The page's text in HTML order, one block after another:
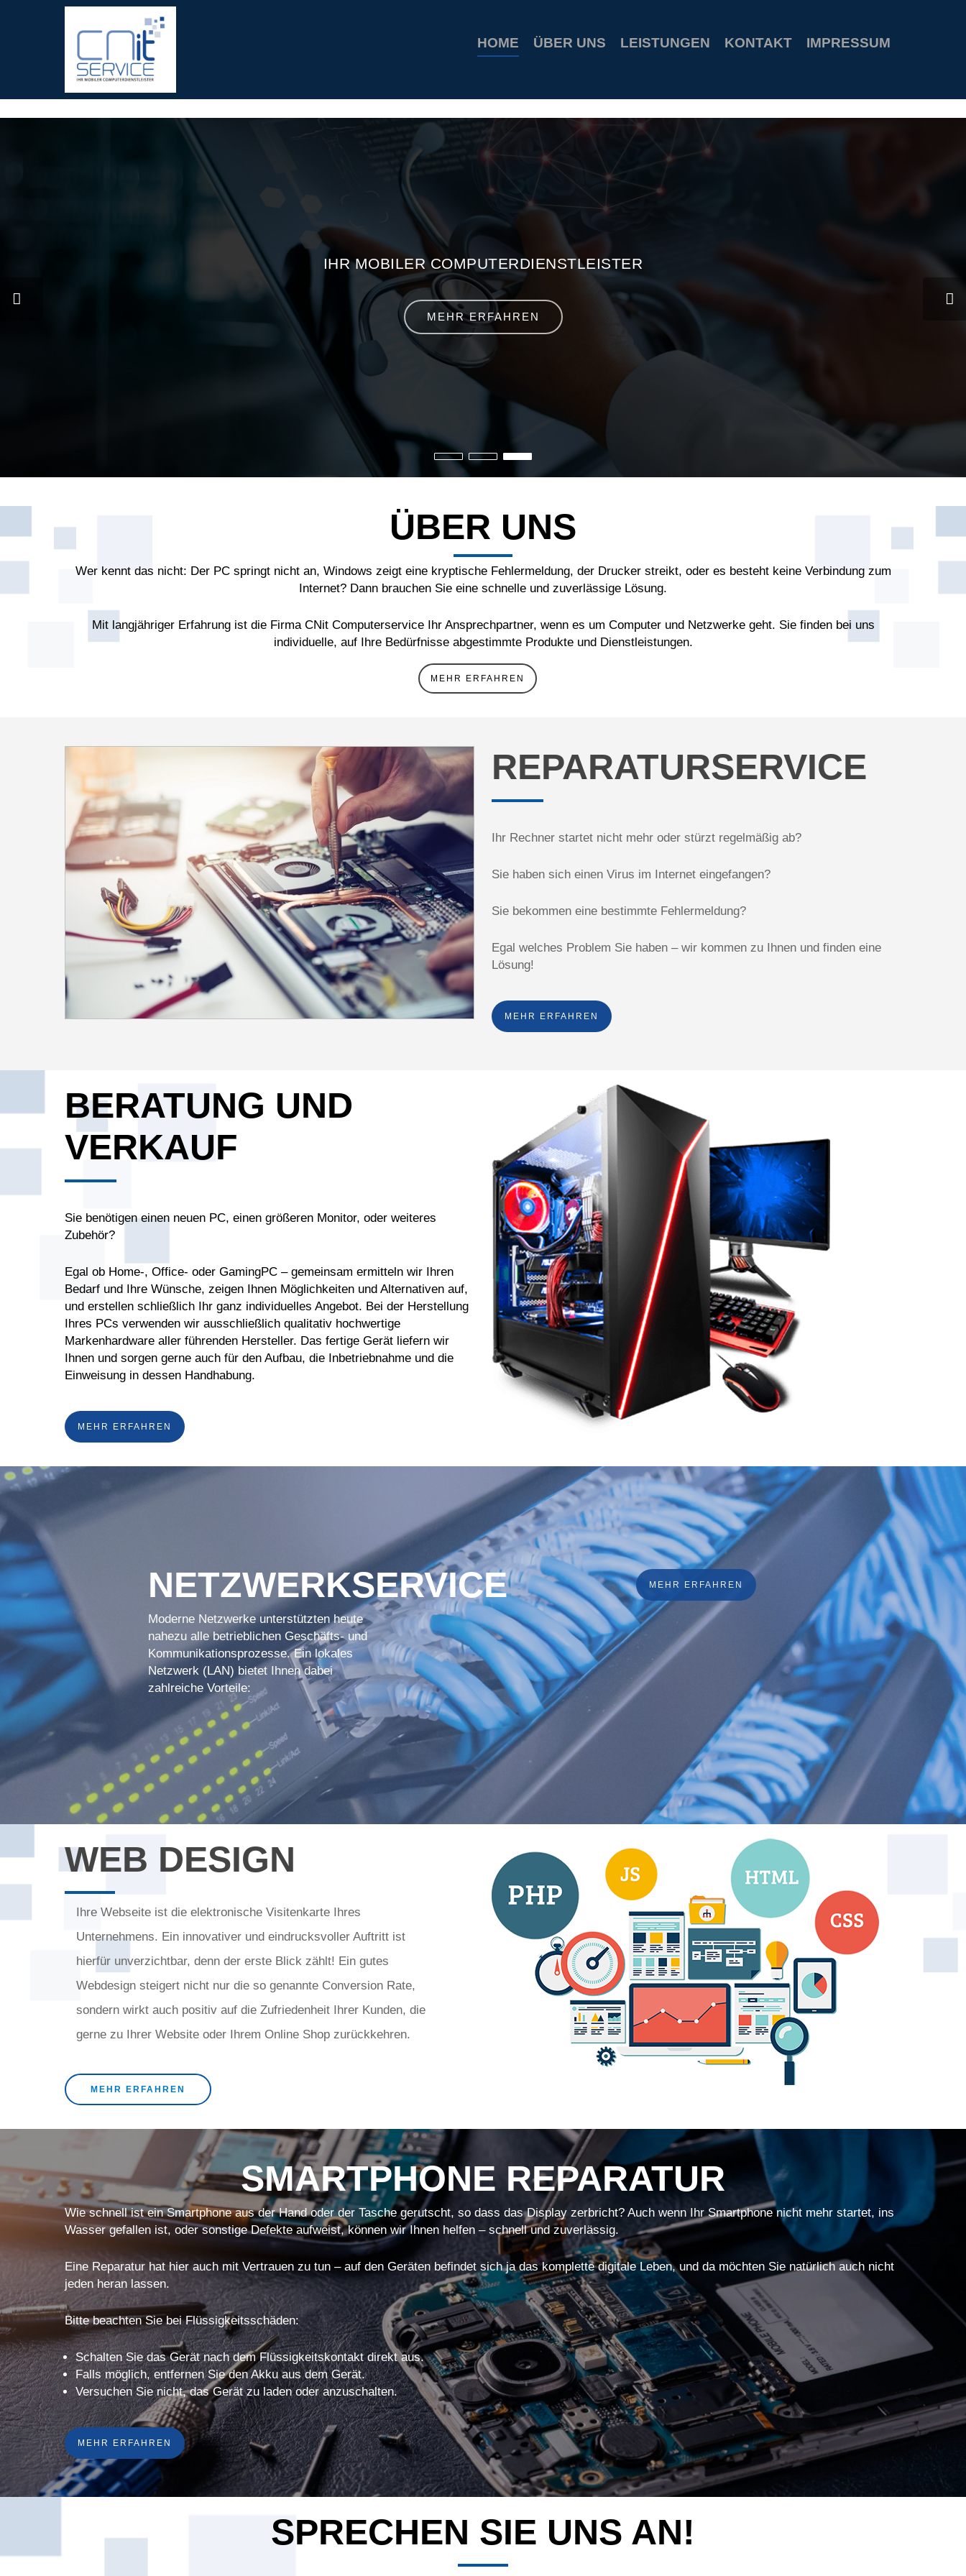
fred meyer gift card offerte coupon torino
HOME ÜBER UNS LEISTUNGEN KONTAKT IMPRESSUM
IHR MOBILER COMPUTERDIENSTLEISTER
MEHR ERFAHREN
ÜBER UNS
Wer kennt das nicht: Der PC springt nicht an, Windows zeigt eine kryptische Fehlermeldung, der Drucker streikt, oder es besteht keine Verbindung zum
Internet? Dann brauchen Sie eine schnelle und zuverlässige Lösung.
Mit langjähriger Erfahrung ist die Firma CNit Computerservice Ihr Ansprechpartner, wenn es um Computer und Netzwerke geht. Sie finden bei uns
individuelle, auf Ihre Bedürfnisse abgestimmte Produkte und Dienstleistungen.
MEHR ERFAHREN
REPARATURSERVICE
Ihr Rechner startet nicht mehr oder stürzt regelmäßig ab?
Sie haben sich einen Virus im Internet eingefangen?
Sie bekommen eine bestimmte Fehlermeldung?
Egal welches Problem Sie haben – wir kommen zu Ihnen und finden eine
Lösung!
MEHR ERFAHREN
BERATUNG UND
VERKAUF
Sie benötigen einen neuen PC, einen größeren Monitor, oder weiteres
Zubehör?
Egal ob Home-, Office- oder GamingPC – gemeinsam ermitteln wir Ihren
Bedarf und Ihre Wünsche, zeigen Ihnen Möglichkeiten und Alternativen auf,
und erstellen schließlich Ihr ganz individuelles Angebot. Bei der Herstellung
Ihres PCs verwenden wir ausschließlich qualitativ hochwertige
Markenhardware aller führenden Hersteller. Das fertige Gerät liefern wir
Ihnen und sorgen gerne auch für den Aufbau, die Inbetriebnahme und die
Einweisung in dessen Handhabung.
MEHR ERFAHREN
NETZWERKSERVICE
Moderne Netzwerke unterstützten heute
nahezu alle betrieblichen Geschäfts- und
Kommunikationsprozesse. Ein lokales
Netzwerk (LAN) bietet Ihnen dabei
zahlreiche Vorteile:
MEHR ERFAHREN
WEB DESIGN
Ihre Webseite ist die elektronische Visitenkarte Ihres
Unternehmens. Ein innovativer und eindrucksvoller Auftritt ist
hierfür unverzichtbar, denn der erste Blick zählt! Ein gutes
Webdesign steigert nicht nur die so genannte Conversion Rate,
sondern wirkt auch positiv auf die Zufriedenheit Ihrer Kunden, die
gerne zu Ihrer Website oder Ihrem Online Shop zurückkehren.
MEHR ERFAHREN
SMARTPHONE REPARATUR
Wie schnell ist ein Smartphone aus der Hand oder der Tasche gerutscht, so dass das Display zerbricht? Auch wenn Ihr Smartphone nicht mehr startet, ins
Wasser gefallen ist, oder sonstige Defekte aufweist, können wir Ihnen helfen – schnell und zuverlässig.
Eine Reparatur hat hier auch mit Vertrauen zu tun – auf den Geräten befindet sich ja das komplette digitale Leben, und da möchten Sie natürlich auch nicht
jeden heran lassen.
Bitte beachten Sie bei Flüssigkeitsschäden:
Schalten Sie das Gerät nach dem Flüssigkeitskontakt direkt aus.
Falls möglich, entfernen Sie den Akku aus dem Gerät.
Versuchen Sie nicht, das Gerät zu laden oder anzuschalten.
MEHR ERFAHREN
SPRECHEN SIE UNS AN!